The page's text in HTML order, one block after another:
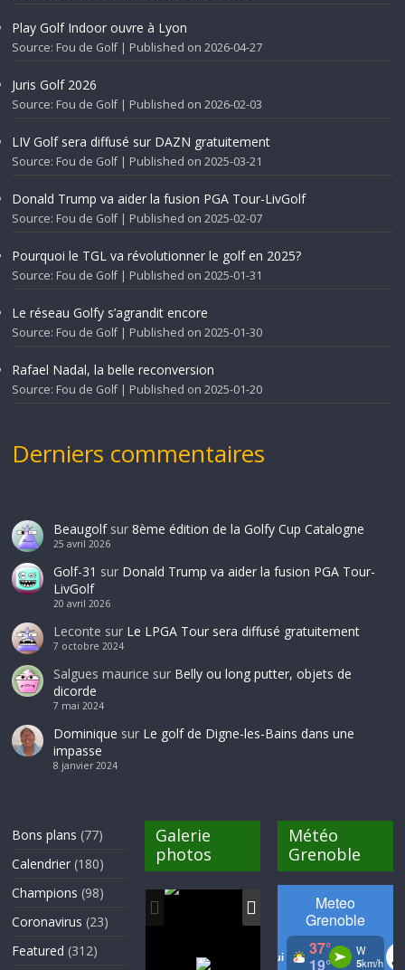
Play Golf Indoor ouvre à Lyon
Source: Fou de Golf Published on 2026-04-27
Juris Golf 2026
Source: Fou de Golf Published on 2026-02-03
LIV Golf sera diffusé sur DAZN gratuitement
Source: Fou de Golf Published on 2025-03-21
Donald Trump va aider la fusion PGA Tour-LivGolf
Source: Fou de Golf Published on 2025-02-07
Pourquoi le TGL va révolutionner le golf en 2025?
Source: Fou de Golf Published on 2025-01-31
Le réseau Golfy s’agrandit encore
Source: Fou de Golf Published on 2025-01-30
Rafael Nadal, la belle reconversion
Source: Fou de Golf Published on 2025-01-20
Derniers commentaires
Beaugolfsur 8ème édition de la Golfy Cup Catalogne
25 avril 2026
Golf-31 sur Donald Trump va aider la fusion PGA Tour-
LivGolf
20 avril 2026
Leconte sur Le LPGA Tour sera diffusé gratuitement
7 octobre 2024
Salgues maurice sur Belly ou long putter, objets de
dicorde
7 mai 2024
Dominique sur Le golf de Digne-les-Bains dans une
impasse
8 janvier 2024
Bons plans (77)
Calendrier (180)
Champions (98)
Coronavirus (23)
Featured (312)
Galerie
photos
Météo
Grenoble